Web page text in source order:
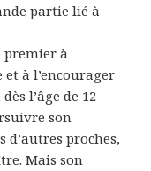
partie lié à
premier à
à l’encourager
l’âge de 12
son
proches,
Mais son